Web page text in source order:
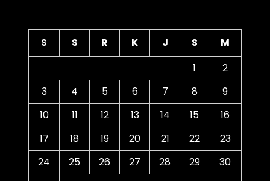
S S R K J S
M
1
2
3
4 5 6 7 8
9
10
11 12 13 14 15
16
17
18 19 20 21 22
23
24
25 26 27 28 29
30